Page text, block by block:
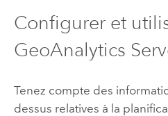
Configurer et
GeoAnalytics
Tenez compte des
dessus relatives à la